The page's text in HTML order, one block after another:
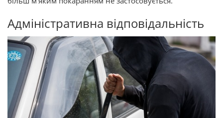
Адміністративна відповідальність